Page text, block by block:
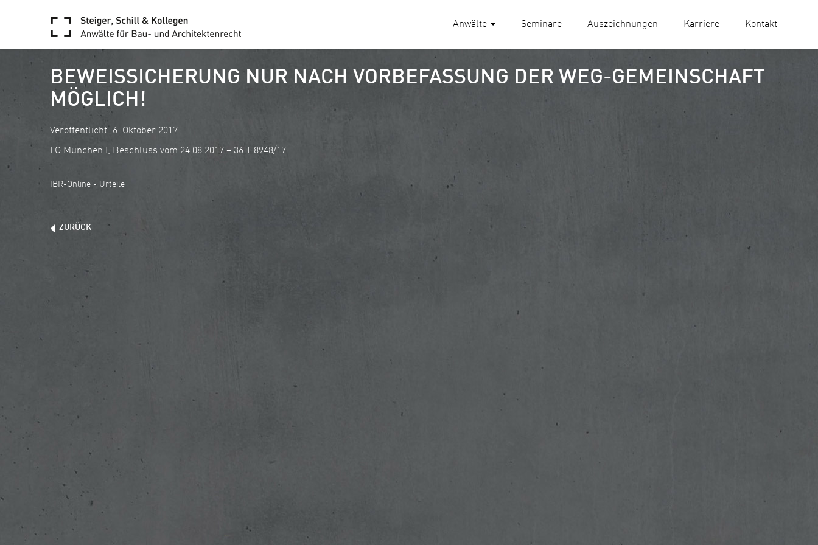
Anwälte Seminare Auszeichnungen Karriere Kontakt
BEWEISSICHERUNG NUR NACH VORBEFASSUNG DER WEG-GEMEINSCHAFT
MÖGLICH!
Veröffentlicht: 6. Oktober 2017
LG München I, Beschluss vom 24.08.2017 – 36 T 8948/17
IBR-Online - Urteile
ZURÜCK